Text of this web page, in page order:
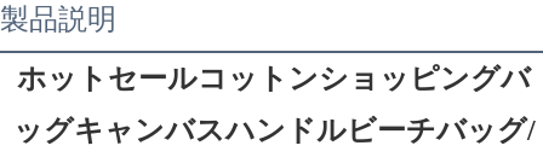
製品説明
ホットセールコットンショッピングバ
ッグキャンバスハンドルビーチバッグ/